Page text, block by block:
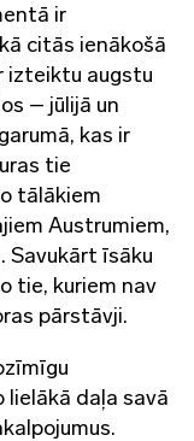
ir
citās ienākošā
izteiktu augstu
– jūlijā un
kas ir
tie
tālākiem
Austrumiem,
Savukārt īsāku
tie, kuriem nav
pārstāvji.
lielākā daļa savā